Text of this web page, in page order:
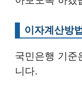
이자계산방
국민은행 기준
니다.